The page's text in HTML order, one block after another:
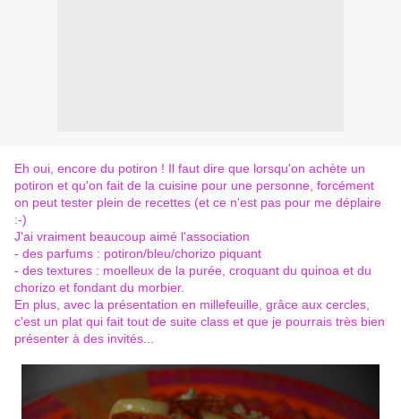
Eh oui, encore du potiron ! Il faut dire que lorsqu'on achète un
potiron et qu'on fait de la cuisine pour une personne, forcément
on peut tester plein de recettes (et ce n'est pas pour me déplaire
:-)
J'ai vraiment beaucoup aimé l'association
- des parfums : potiron/bleu/chorizo piquant
- des textures : moelleux de la purée, croquant du quinoa et du
chorizo et fondant du morbier.
En plus, avec la présentation en millefeuille, grâce aux cercles,
c'est un plat qui fait tout de suite class et que je pourrais très bien
présenter à des invités...